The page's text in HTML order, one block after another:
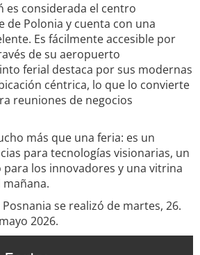
es considerada el centro
de Polonia y cuenta con una
Es fácilmente accesible por
de su aeropuerto
ferial destaca por sus modernas
céntrica, lo que lo convierte
reuniones de negocios
más que una feria: es un
para tecnologías visionarias, un
los innovadores y una vitrina
se realizó de martes, 26.
2026.